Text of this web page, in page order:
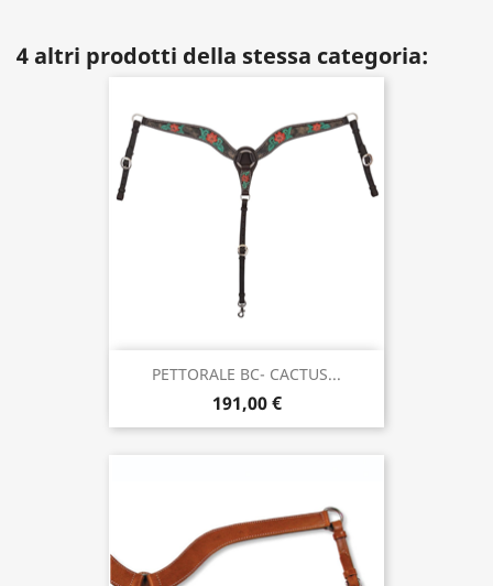
4 altri prodotti della stessa categoria:
PETTORALE BC- CACTUS...
191,00 €